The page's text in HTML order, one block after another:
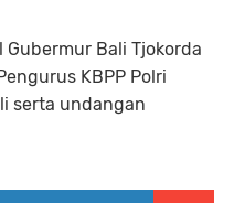
Bali Tjokorda
KBPP Polri
serta undangan